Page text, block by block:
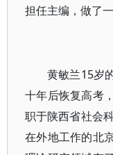
担任主编，做了一
黄敏兰15岁
十年后恢复高考
职于陕西省社会
在外地工作的北